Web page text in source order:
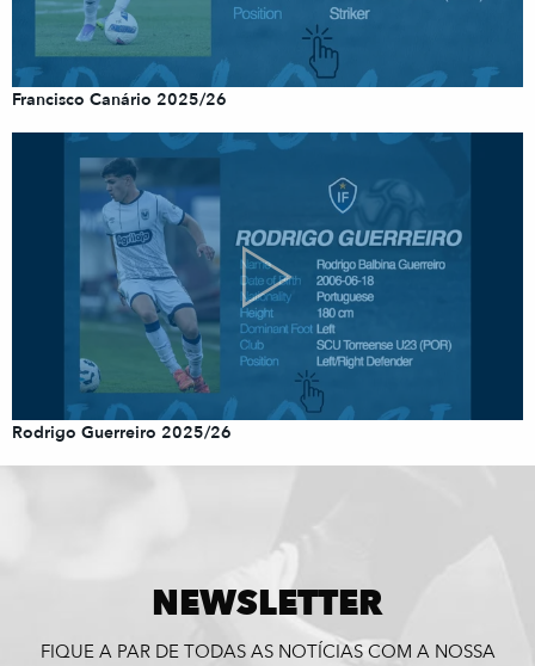
Francisco Canário 2025/26
Rodrigo Guerreiro 2025/26
NEWSLETTER
FIQUE A PAR DE TODAS AS NOTÍCIAS COM A NOSSA